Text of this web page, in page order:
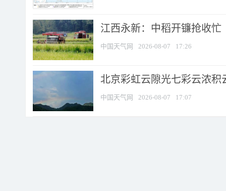
江西永新：中稻开镰抢收忙
中国天气网 2026-08-07 17:26
北京彩虹云隙光七彩云浓积
中国天气网 2026-08-07 17:07